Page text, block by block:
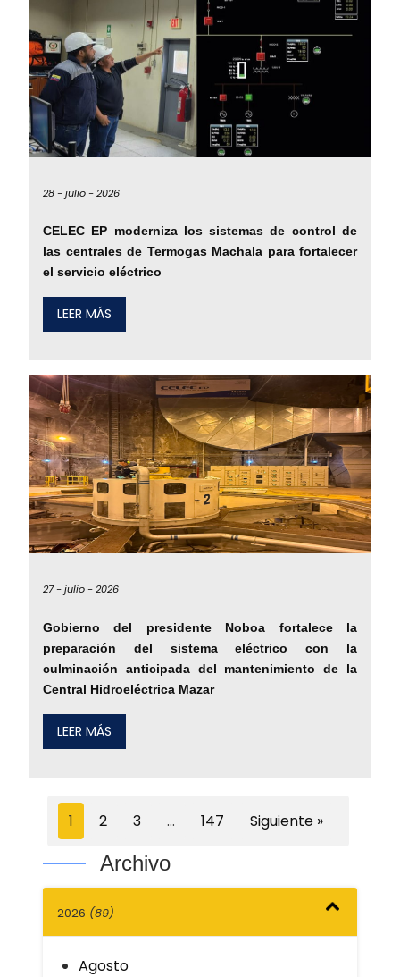
28 -julio -2026
CELEC EP moderniza los sistemas de control de
las centrales de Termogas Machala para fortalecer
el servicio eléctrico
LEER MÁS
27 -julio -2026
Gobierno del presidente Noboa fortalece la
preparación del sistema eléctrico con la
culminación anticipada del mantenimiento de la
Central Hidroeléctrica Mazar
LEER MÁS
1 2 3 … 147 Siguiente »
Archivo
2026 (89)
Agosto